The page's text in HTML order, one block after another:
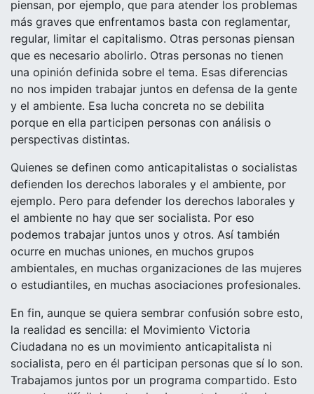
piensan, por ejemplo, que para atender los problemas
más graves que enfrentamos basta con reglamentar,
regular, limitar el capitalismo. Otras personas piensan
que es necesario abolirlo. Otras personas no tienen
una opinión definida sobre el tema. Esas diferencias
no nos impiden trabajar juntos en defensa de la gente
y el ambiente. Esa lucha concreta no se debilita
porque en ella participen personas con análisis o
perspectivas distintas.
Quienes se definen como anticapitalistas o socialistas
defienden los derechos laborales y el ambiente, por
ejemplo. Pero para defender los derechos laborales y
el ambiente no hay que ser socialista. Por eso
podemos trabajar juntos unos y otros. Así también
ocurre en muchas uniones, en muchos grupos
ambientales, en muchas organizaciones de las mujeres
o estudiantiles, en muchas asociaciones profesionales.
En fin, aunque se quiera sembrar confusión sobre esto,
la realidad es sencilla: el Movimiento Victoria
Ciudadana no es un movimiento anticapitalista ni
socialista, pero en él participan personas que sí lo son.
Trabajamos juntos por un programa compartido. Esto